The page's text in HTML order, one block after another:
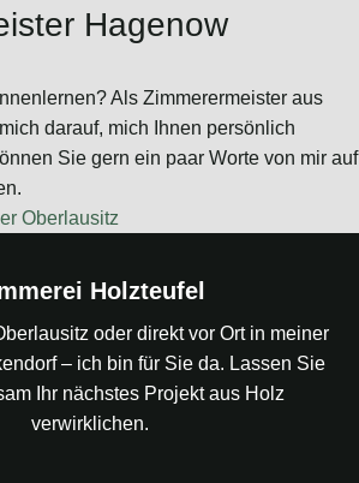
Hagenow
Als Zimmerermeister aus
darauf, mich Ihnen persönlich
Sie gern ein paar Worte von mir auf
Oberlausitz
Holzteufel
oder direkt vor Ort in meiner
– ich bin für Sie da. Lassen Sie
Ihr nächstes Projekt aus Holz
verwirklichen.